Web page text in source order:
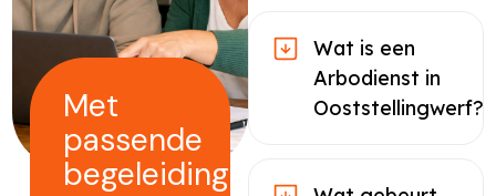
Met
passende
begeleiding
Wat is een
Arbodienst in
Ooststellingwerf?